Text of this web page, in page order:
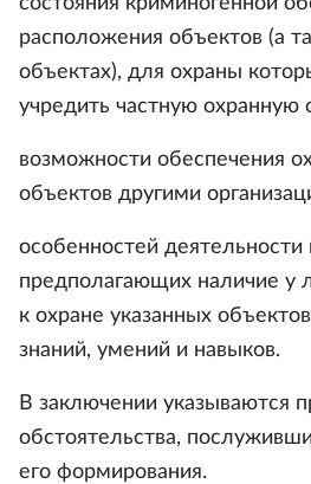
расположения объектов (а
объектах), для охраны
учредить частную охранную
возможности обеспечения
объектов другими
особенностей
предполагающих наличие у
к охране указанных
знаний, умений и навыков.
В заключении указываются
обстоятельства,
его формирования.